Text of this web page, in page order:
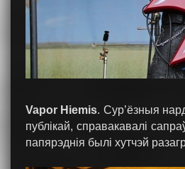
Vapor Hiemis. Сур’ёзныя
публікай, справакавалі
папярэднія былі хутчэй